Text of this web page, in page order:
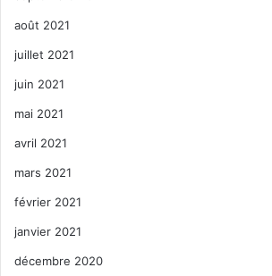
août 2021
juillet 2021
juin 2021
mai 2021
avril 2021
mars 2021
février 2021
janvier 2021
décembre 2020